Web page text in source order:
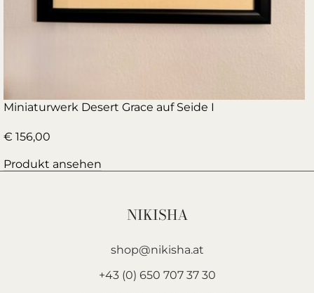
Miniaturwerk Desert Grace auf Seide I
€ 156,00
Produkt ansehen
NIKISHA
shop@nikisha.at
+43 (0) 650 707 37 30